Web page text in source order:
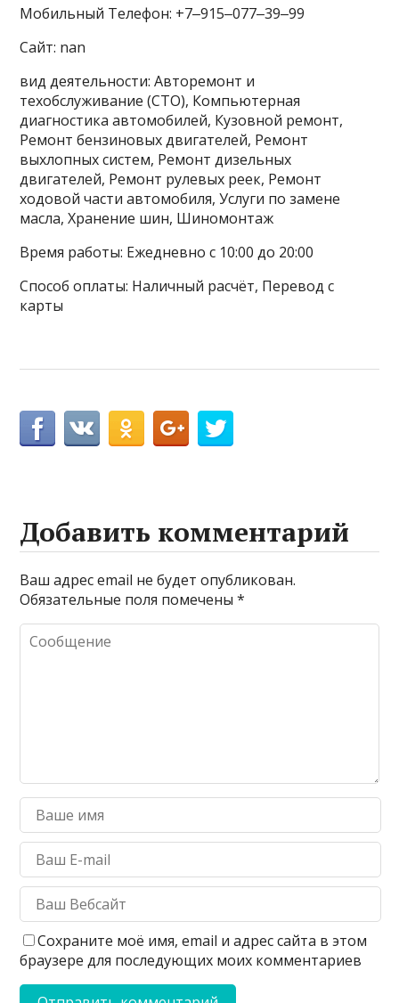
Мобильный Телефон: +7‒915‒077‒39‒99
Сайт: nan
вид деятельности: Авторемонт и
техобслуживание (СТО), Компьютерная
диагностика автомобилей, Кузовной ремонт,
Ремонт бензиновых двигателей, Ремонт
выхлопных систем, Ремонт дизельных
двигателей, Ремонт рулевых реек, Ремонт
ходовой части автомобиля, Услуги по замене
масла, Хранение шин, Шиномонтаж
Время работы: Ежедневно с 10:00 до 20:00
Способ оплаты: Наличный расчёт, Перевод с
карты
Добавить комментарий
Ваш адрес email не будет опубликован.
Обязательные поля помечены*
Сохраните моё имя, email и адрес сайта в этом
браузере для последующих моих комментариев